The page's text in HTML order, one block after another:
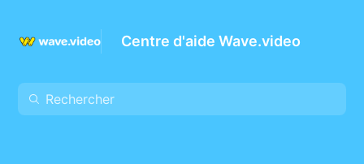
Centre d'aide Wave.video